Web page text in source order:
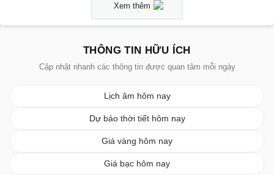
Xem thêm
THÔNG TIN HỮU ÍCH
Cập nhật nhanh các thông tin được quan tâm mỗi ngày
Lịch âm hôm nay
Dự báo thời tiết hôm nay
Giá vàng hôm nay
Giá bạc hôm nay